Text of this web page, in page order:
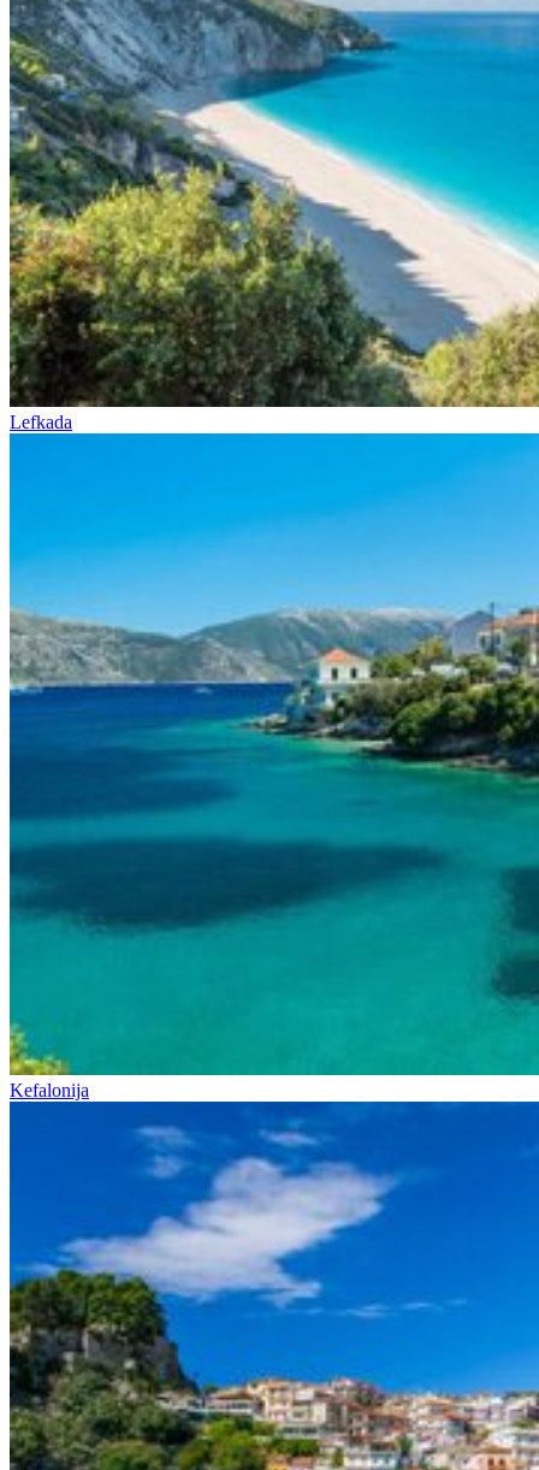
Lefkada
Kefalonija